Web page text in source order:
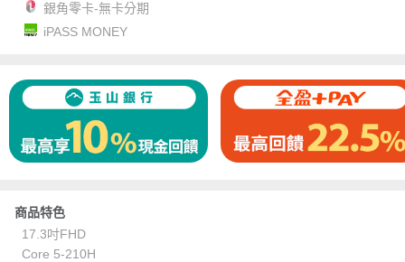
銀角零卡-無卡分期
iPASS MONEY
商品特色
17.3吋FHD
Core 5-210H